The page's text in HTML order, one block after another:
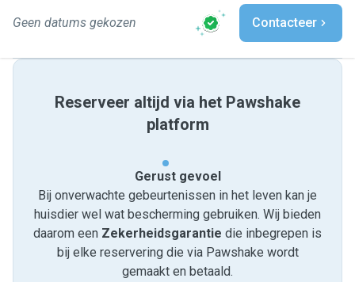
Geen datums gekozen Contacteer
Reserveer altijd via het Pawshake
platform
Gerust gevoel
Bij onverwachte gebeurtenissen in het leven kan je
huisdier wel wat bescherming gebruiken. Wij bieden
daarom een Zekerheidsgarantie die inbegrepen is
bij elke reservering die via Pawshake wordt
gemaakt en betaald.